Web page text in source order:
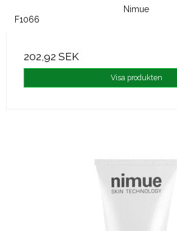
Nimue
F1066
202,92 SEK
Visa produkten